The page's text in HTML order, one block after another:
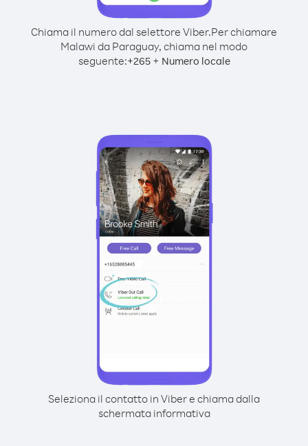
Chiama il numero dal selettore Viber.Per chiamare
Malawi da Paraguay, chiama nel modo
seguente:+265+ Numero locale
Seleziona il contatto in Viber e chiama dalla
schermata informativa